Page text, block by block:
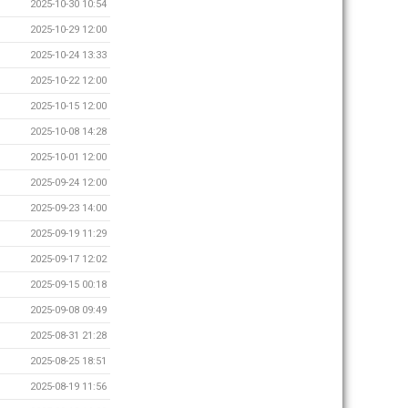
2025-10-30 10:54
2025-10-29 12:00
2025-10-24 13:33
2025-10-22 12:00
2025-10-15 12:00
2025-10-08 14:28
2025-10-01 12:00
2025-09-24 12:00
2025-09-23 14:00
2025-09-19 11:29
2025-09-17 12:02
2025-09-15 00:18
2025-09-08 09:49
2025-08-31 21:28
2025-08-25 18:51
2025-08-19 11:56